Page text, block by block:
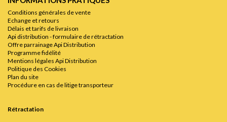
Conditions générales de vente
Echange et retours
Délais et tarifs de livraison
Api distribution - formulaire de rétractation
Offre parrainage Api Distribution
Programme fidélité
Mentions légales Api Distribution
Politique des Cookies
Plan du site
Procédure en cas de litige transporteur
Rétractation